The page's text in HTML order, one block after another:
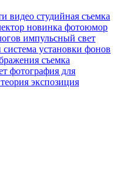
видео студийная съемка
новинка фотоюмор
импульсный свет
система установки фонов
съемка
фотография для
теория экспозиция